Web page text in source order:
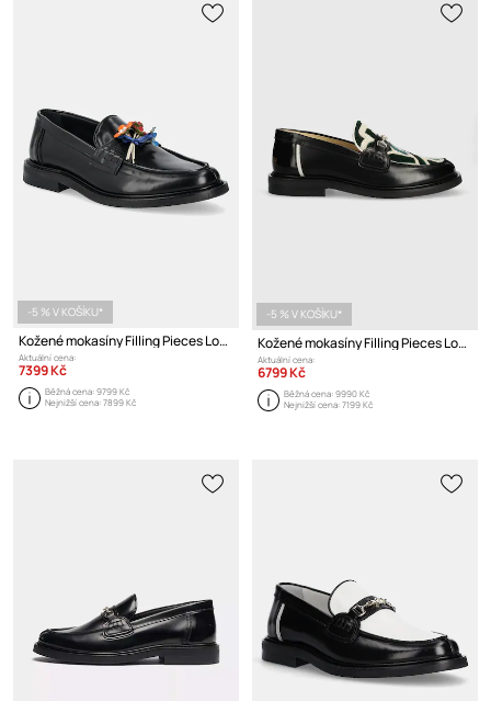
-5 % V KOŠÍKU*
Kožené mokasíny Filling Pieces Loafer Bouquet
Aktuální cena:
7399 Kč
Běžná cena:9799 Kč
Nejnižší cena:7899 Kč
-5 % V KOŠÍKU*
Kožené mokasíny Filling Pieces Loafer Gowtu
Aktuální cena:
6799 Kč
Běžná cena:9990 Kč
Nejnižší cena:7199 Kč